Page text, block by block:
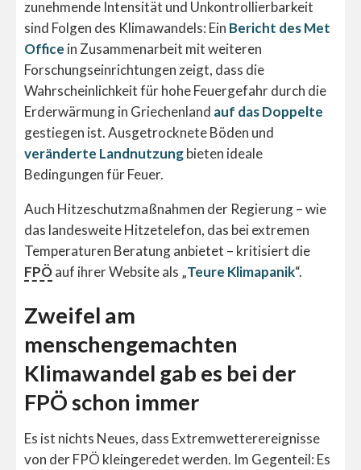
zunehmende Intensität und Unkontrollierbarkeit
sind Folgen des Klimawandels: Ein Bericht des Met
Office in Zusammenarbeit mit weiteren
Forschungseinrichtungen zeigt, dass die
Wahrscheinlichkeit für hohe Feuergefahr durch die
Erderwärmung in Griechenland auf das Doppelte
gestiegen ist. Ausgetrocknete Böden und
veränderte Landnutzungbieten ideale
Bedingungen für Feuer.
Auch Hitzeschutzmaßnahmen der Regierung – wie
das landesweite Hitzetelefon, das bei extremen
Temperaturen Beratung anbietet – kritisiert die
FPÖauf ihrer Website als „Teure Klimapanik“.
Zweifel am
menschengemachten
Klimawandel gab es bei der
FPÖ schon immer
Es ist nichts Neues, dass Extremwetterereignisse
von der FPÖ kleingeredet werden. Im Gegenteil: Es